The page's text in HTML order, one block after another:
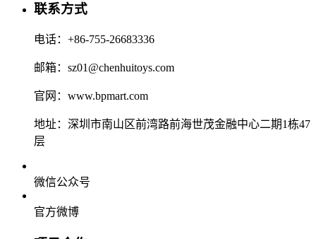
联系方式
电话：+86-755-26683336
邮箱：sz01@chenhuitoys.com
官网：www.bpmart.com
地址：深圳市南山区前湾路前海世茂金融中心二期1栋47
层
微信公众号
官方微博